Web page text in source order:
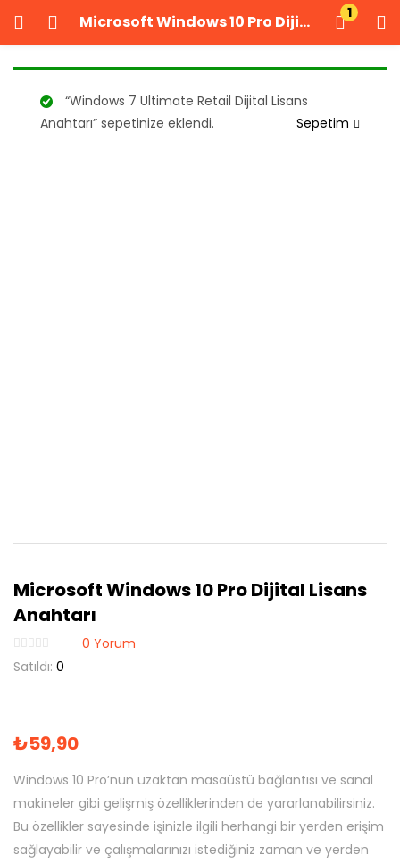
Microsoft Windows 10 Pro Dijital Lisans Anahtarı 1
GIRIŞ YAP KAYIT OL
Kullanıcı adınızı ve şifrenizi girin.
“Windows 7 Ultimate Retail Dijital Lisans
Anahtarı” sepetinize eklendi.
Sepetim
Microsoft Windows 10 Pro Dijital Lisans
Anahtarı
0 Yorum
Satıldı: 0
₺59,90
Windows 10 Pro’nun uzaktan masaüstü bağlantısı ve sanal
makineler gibi gelişmiş özelliklerinden de yararlanabilirsiniz.
Bu özellikler sayesinde işinizle ilgili herhangi bir yerden erişim
sağlayabilir ve çalışmalarınızı istediğiniz zaman ve yerden